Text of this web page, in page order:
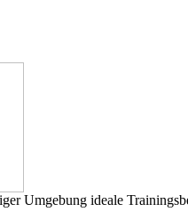
Umgebung ideale